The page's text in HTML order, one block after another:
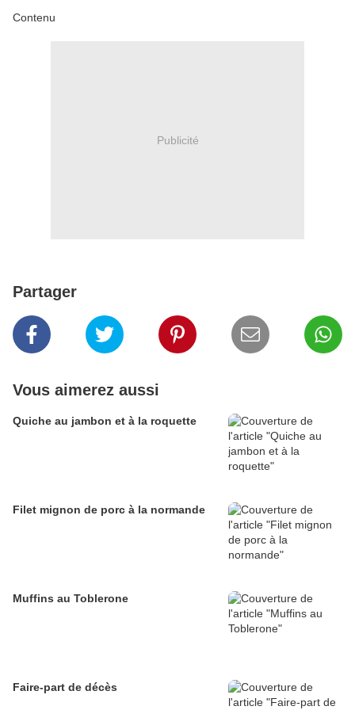
Contenu
Publicité
Partager
Vous aimerez aussi
Quiche au jambon et à la roquette
Filet mignon de porc à la normande
Muffins au Toblerone
Faire-part de décès